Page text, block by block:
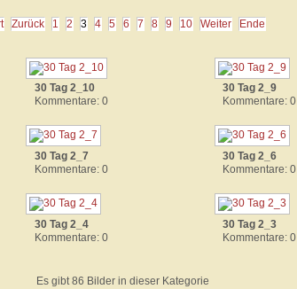
Zurück 1 2 3 4 5 6 7 8 9 10 Weiter Ende
30 Tag 2_10
Kommentare: 0
30 Tag 2_9
Kommentare: 0
30 Tag 2_7
Kommentare: 0
30 Tag 2_6
Kommentare: 0
30 Tag 2_4
Kommentare: 0
30 Tag 2_3
Kommentare: 0
Es gibt 86 Bilder in dieser Kategorie